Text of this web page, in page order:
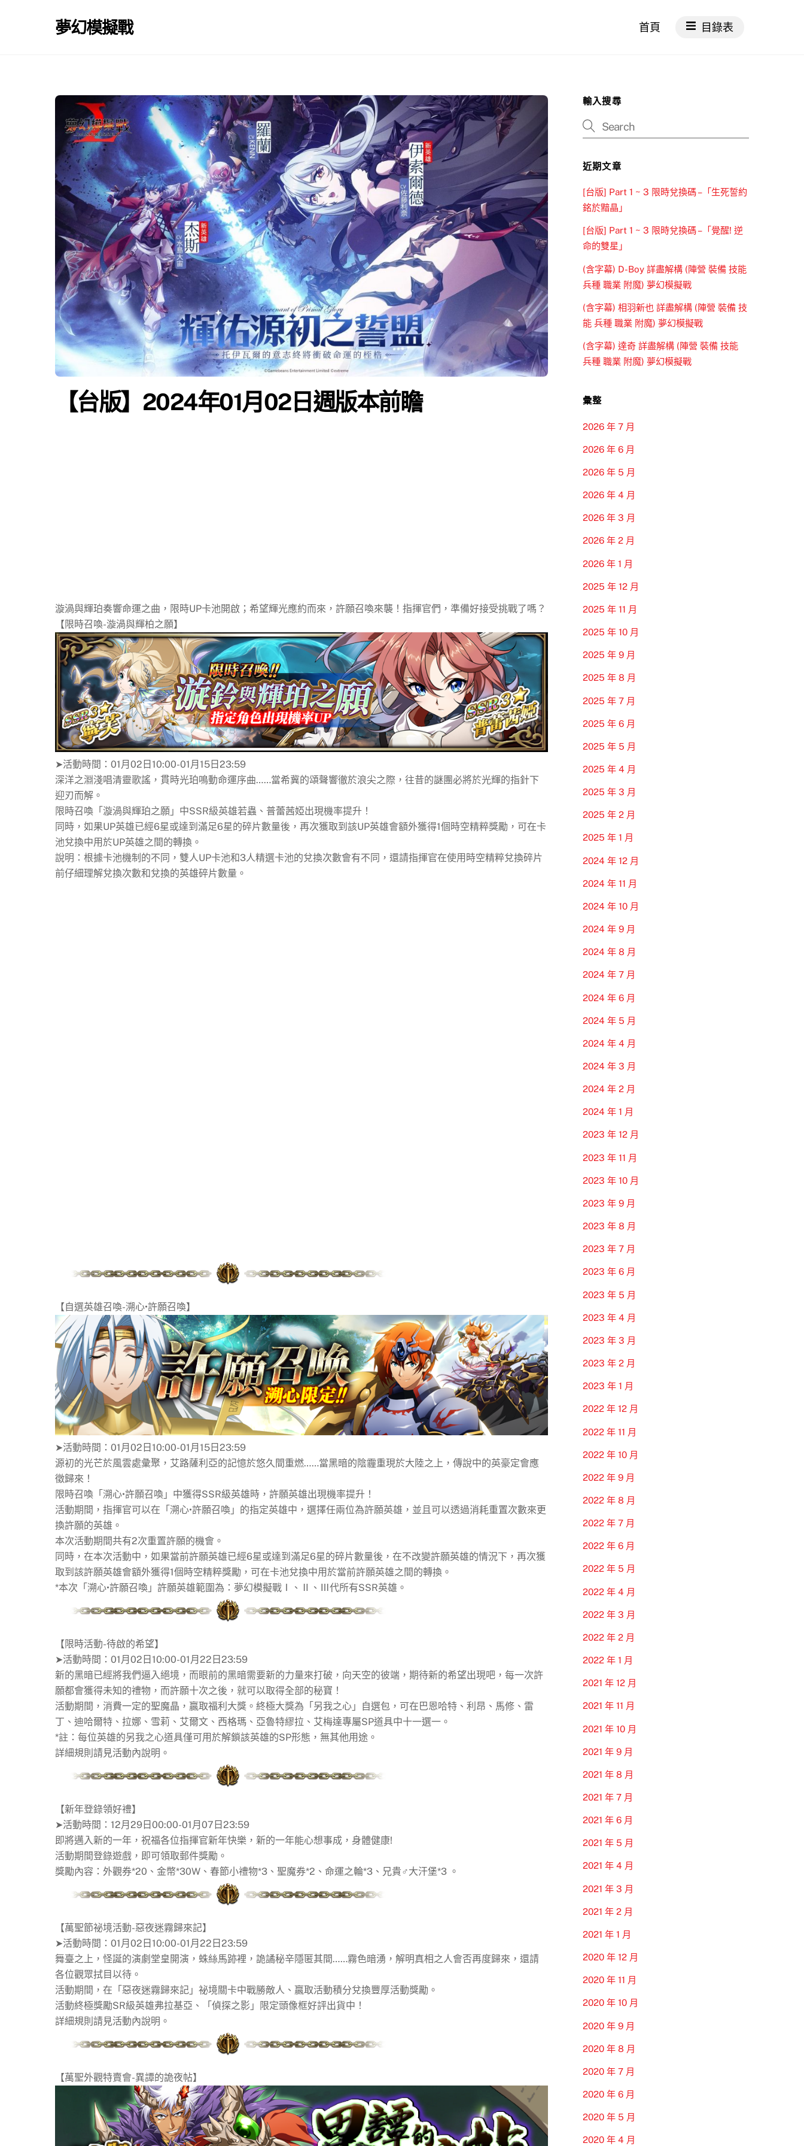
夢幻模擬戰 首頁 目錄表
【台版】2024年01月02日週版本前瞻
漩渦與輝珀奏響命運之曲，限時UP卡池開啟；希望輝光應約而來，許願召喚來襲！指揮官們，準備好接受挑戰了嗎？
【限時召喚-漩渦與輝柏之願】
➤活動時間：01月02日10:00-01月15日23:59
深洋之淵淺唱清靈歌謠，貫時光珀鳴動命運序曲……當希冀的頌聲響徹於浪尖之際，往昔的謎團必將於光輝的指針下
迎刃而解。
限時召喚「漩渦與輝珀之願」中SSR級英雄若蟲、普蕾茜婭出現機率提升！
同時，如果UP英雄已經6星或達到滿足6星的碎片數量後，再次獲取到該UP英雄會額外獲得1個時空精粹獎勵，可在卡
池兌換中用於UP英雄之間的轉換。
說明：根據卡池機制的不同，雙人UP卡池和3人精選卡池的兌換次數會有不同，還請指揮官在使用時空精粹兌換碎片
前仔細理解兌換次數和兌換的英雄碎片數量。
【自選英雄召喚-溯心•許願召喚】
➤活動時間：01月02日10:00-01月15日23:59
源初的光芒於風雲處彙聚，艾路薩利亞的記憶於悠久間重燃……當黑暗的陰霾重現於大陸之上，傳說中的英豪定會應
徵歸來！
限時召喚「溯心•許願召喚」中獲得SSR級英雄時，許願英雄出現機率提升！
活動期間，指揮官可以在「溯心•許願召喚」的指定英雄中，選擇任兩位為許願英雄，並且可以透過消耗重置次數來更
換許願的英雄。
本次活動期間共有2次重置許願的機會。
同時，在本次活動中，如果當前許願英雄已經6星或達到滿足6星的碎片數量後，在不改變許願英雄的情況下，再次獲
取到該許願英雄會額外獲得1個時空精粹獎勵，可在卡池兌換中用於當前許願英雄之間的轉換。
*本次「溯心•許願召喚」許願英雄範圍為：夢幻模擬戰Ⅰ、Ⅱ、Ⅲ代所有SSR英雄。
【限時活動-待啟的希望】
➤活動時間：01月02日10:00-01月22日23:59
新的黑暗已經將我們逼入絕境，而眼前的黑暗需要新的力量來打破，向天空的彼端，期待新的希望出現吧，每一次許
願都會獲得未知的禮物，而許願十次之後，就可以取得全部的秘寶！
活動期間，消費一定的聖魔晶，贏取福利大獎。終極大獎為「另我之心」自選包，可在巴恩哈特、利昂、馬修、雷
丁、迪哈爾特、拉娜、雪莉、艾爾文、西格瑪、亞魯特繆拉、艾梅達專屬SP道具中十一選一。
*註：每位英雄的另我之心道具僅可用於解鎖該英雄的SP形態​​，無其他用途。
詳細規則請見活動內說明。
【新年登錄領好禮】
➤活動時間：12月29日00:00-01月07日23:59
即將邁入新的一年，祝福各位指揮官新年快樂，新的一年能心想事成，身體健康!
活動期間登錄遊戲，即可領取郵件獎勵。
獎勵內容：外觀券*20、金幣*30W、春節小禮物*3、聖魔券*2、命運之輪*3、兄貴♂大汗堡*3 。
【萬聖節祕境活動-惡夜迷霧歸來記】
➤活動時間：01月02日10:00-01月22日23:59
舞臺之上，怪誕的演劇堂皇開演，蛛絲馬跡裡，詭譎秘辛隱匿其間……霧色暗湧，解明真相之人會否再度歸來，還請
各位觀眾拭目以待。
活動期間，在「惡夜迷霧歸來記」祕境關卡中戰勝敵人、贏取活動積分兌換豐厚活動獎勵。
活動終極獎勵SR級英雄弗拉基亞、「偵探之影」限定頭像框好評出貨中！
詳細規則請見活動內說明。
【萬聖外觀特賣會-異譚的詭夜帖】
輸入搜尋
近期文章
[台版] Part 1 ~ 3 限時兌換碼 –「生死誓約
銘於黯晶」
[台版] Part 1 ~ 3 限時兌換碼 –「覺醒! 逆
命的雙星」
(含字幕) D-Boy 詳盡解構 (陣營 裝備 技能
兵種 職業 附魔) 夢幻模擬戰
(含字幕) 相羽新也 詳盡解構 (陣營 裝備 技
能 兵種 職業 附魔) 夢幻模擬戰
(含字幕) 達奇 詳盡解構 (陣營 裝備 技能
兵種 職業 附魔) 夢幻模擬戰
彙整
2026 年 7 月
2026 年 6 月
2026 年 5 月
2026 年 4 月
2026 年 3 月
2026 年 2 月
2026 年 1 月
2025 年 12 月
2025 年 11 月
2025 年 10 月
2025 年 9 月
2025 年 8 月
2025 年 7 月
2025 年 6 月
2025 年 5 月
2025 年 4 月
2025 年 3 月
2025 年 2 月
2025 年 1 月
2024 年 12 月
2024 年 11 月
2024 年 10 月
2024 年 9 月
2024 年 8 月
2024 年 7 月
2024 年 6 月
2024 年 5 月
2024 年 4 月
2024 年 3 月
2024 年 2 月
2024 年 1 月
2023 年 12 月
2023 年 11 月
2023 年 10 月
2023 年 9 月
2023 年 8 月
2023 年 7 月
2023 年 6 月
2023 年 5 月
2023 年 4 月
2023 年 3 月
2023 年 2 月
2023 年 1 月
2022 年 12 月
2022 年 11 月
2022 年 10 月
2022 年 9 月
2022 年 8 月
2022 年 7 月
2022 年 6 月
2022 年 5 月
2022 年 4 月
2022 年 3 月
2022 年 2 月
2022 年 1 月
2021 年 12 月
2021 年 11 月
2021 年 10 月
2021 年 9 月
2021 年 8 月
2021 年 7 月
2021 年 6 月
2021 年 5 月
2021 年 4 月
2021 年 3 月
2021 年 2 月
2021 年 1 月
2020 年 12 月
2020 年 11 月
2020 年 10 月
2020 年 9 月
2020 年 8 月
2020 年 7 月
2020 年 6 月
2020 年 5 月
2020 年 4 月